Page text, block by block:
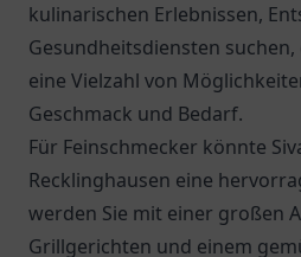
kulinarischen Erlebnissen,
Gesundheitsdiensten
eine Vielzahl von
Geschmack und Bedarf.
Für Feinschmecker könnte
Recklinghausen eine
werden Sie mit einer großen
Grillgerichten und einem